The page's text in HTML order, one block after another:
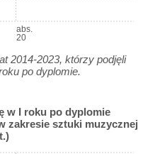
abs.
20
2014-2023, którzy podjęli
po dyplomie.
w I roku po dyplomie
zakresie sztuki muzycznej